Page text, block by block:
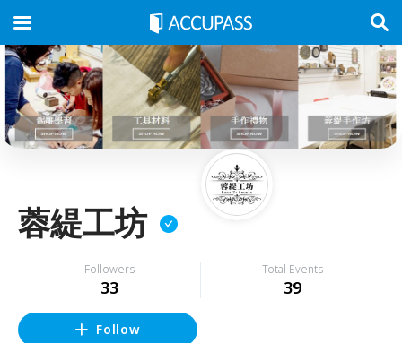
蓉緹工坊
Followers
33
Total Events
39
Follow